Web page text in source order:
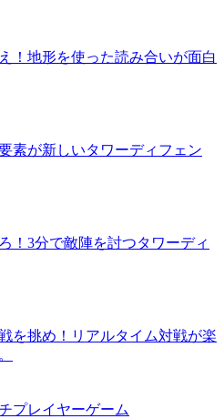
！地形を使った読み合いが面白
素が新しいタワーディフェン
！3分で敵陣を討つタワーディ
を挑め！リアルタイム対戦が楽
プレイヤーゲーム